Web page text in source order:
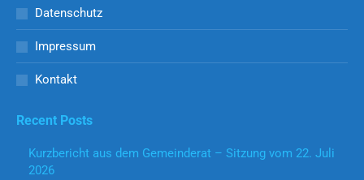
Datenschutz
Impressum
Kontakt
Recent Posts
Kurzbericht aus dem Gemeinderat – Sitzung vom 22. Juli
2026